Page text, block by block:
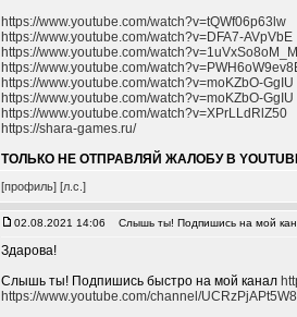
https://www.youtube.com/watch?v=tQWf06p63lw
https://www.youtube.com/watch?v=DFA7-AVpVbE
https://www.youtube.com/watch?v=1uVxSo8oM_M
https://www.youtube.com/
https://www.youtube.com/watch?v=moKZbO-GgIU
https://www.youtube.com/watch?v=moKZbO-GgIU
https://www.youtube.com/watch?v=XPrLLdRlZ50
https://shara-games.ru/
ТОЛЬКО НЕ ОТПРАВЛЯЙ ЖАЛОБУ В
[профиль] [л.с.]
02.08.2021 14:06 Слышь ты! Подпишись на мой
Здарова!
Слышь ты! Подпишись быстро на мой канал
https://www.youtube.com/channel/